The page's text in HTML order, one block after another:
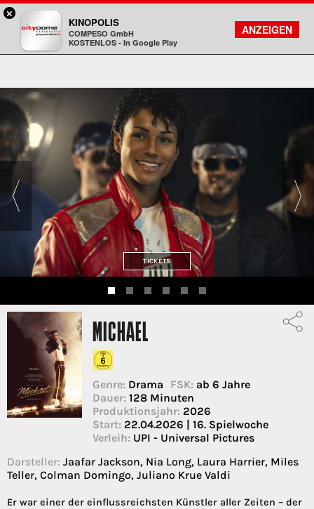
Kinopolis
FILMSUCHE
KONTO
TICKETS
MICHAEL
Genre: Drama FSK: ab 6 Jahre
Dauer: 128 Minuten
Produktionsjahr: 2026
Start: 22.04.2026 | 16. Spielwoche
Verleih: UPI - Universal Pictures
Darsteller: Jaafar Jackson, Nia Long, Laura Harrier, Miles
Teller, Colman Domingo, Juliano Krue Valdi
Er war einer der einflussreichsten Künstler aller Zeiten – der
×
KINOPOLIS
COMPESO GmbH
KOSTENLOS - In Google Play
ANZEIGEN